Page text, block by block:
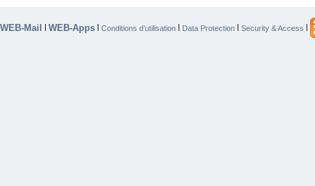
WEB-Mail | WEB-Apps | Conditions d’utilisation | Data Protection | Security & Access |